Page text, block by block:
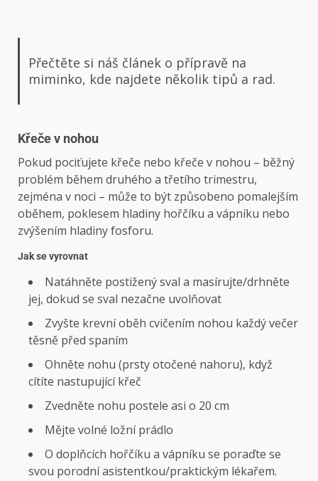
Přečtěte si náš článek o přípravě na
miminko, kde najdete několik tipů a rad.
Křeče v nohou
Pokud pociťujete křeče nebo křeče v nohou – běžný
problém během druhého a třetího trimestru,
zejména v noci – může to být způsobeno pomalejším
oběhem, poklesem hladiny hořčíku a vápníku nebo
zvýšením hladiny fosforu.
Jak se vyrovnat
Natáhněte postižený sval a masírujte/drhněte
jej, dokud se sval nezačne uvolňovat
Zvyšte krevní oběh cvičením nohou každý večer
těsně před spaním
Ohněte nohu (prsty otočené nahoru), když
cítíte nastupující křeč
Zvedněte nohu postele asi o 20 cm
Mějte volné ložní prádlo
O doplňcích hořčíku a vápníku se poraďte se
svou porodní asistentkou/praktickým lékařem.